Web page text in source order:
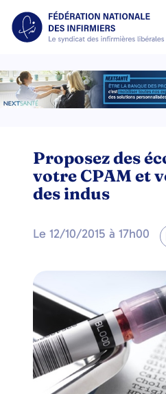
Proposez des
votre CPAM et
des indus
Le 12/10/2015 à 17h00